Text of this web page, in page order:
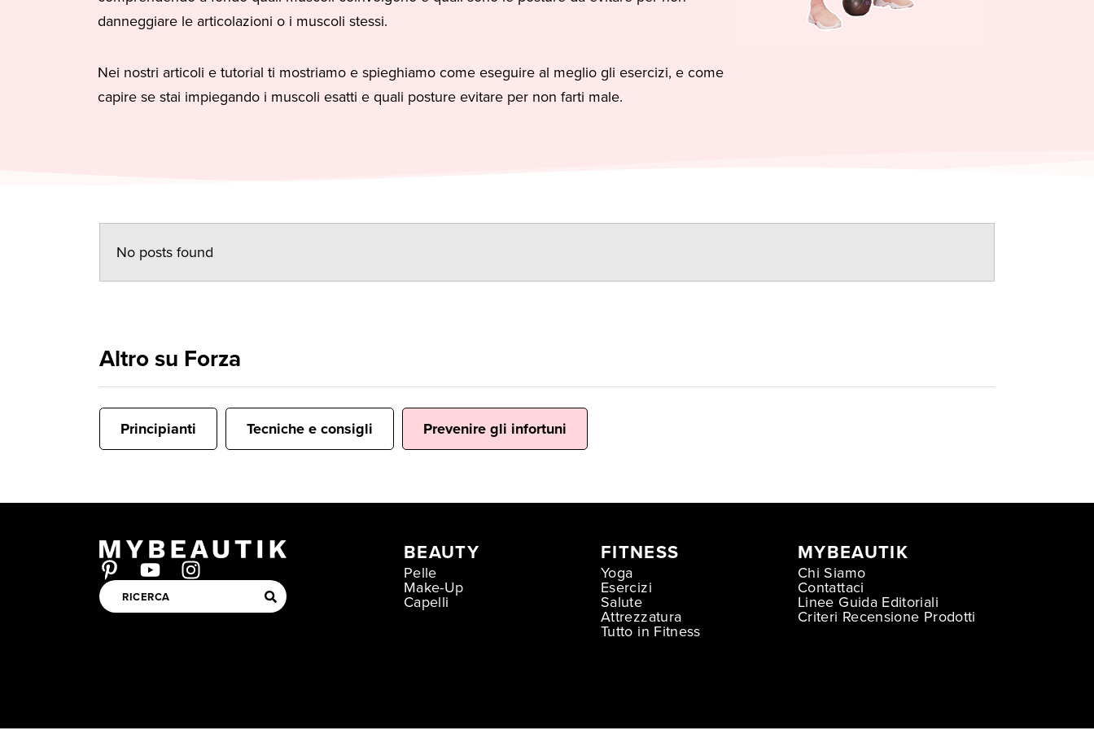
danneggiare le articolazioni o i muscoli stessi.
Nei nostri articoli e tutorial ti mostriamo e spieghiamo come eseguire al meglio gli esercizi, e come
capire se stai impiegando i muscoli esatti e quali posture evitare per non farti male.
No posts found
Altro su Forza
Principianti Tecniche e consigli Prevenire gli infortuni
BEAUTY
Pelle
Make-Up
Capelli
FITNESS
Yoga
Esercizi
Salute
Attrezzatura
Tutto in Fitness
MYBEAUTIK
Chi Siamo
Contattaci
Linee Guida Editoriali
Criteri Recensione Prodotti